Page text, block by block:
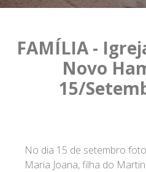
FAMÍLIA -
Novo
15/
No dia 15 de setembro
Maria Joana, filha do